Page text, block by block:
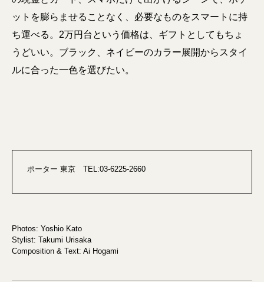
ットを膨らませることなく、必要なものをスマートに持
ち運べる。2万円台という価格は、ギフトとしてもちょ
うどいい。ブラック、ネイビーのカラー展開からスタイ
ルに合った一色を選びたい。
ポーター 東京 TEL:03-6225-2660
Photos: Yoshio Kato
Stylist: Takumi Urisaka
Composition & Text: Ai Hogami